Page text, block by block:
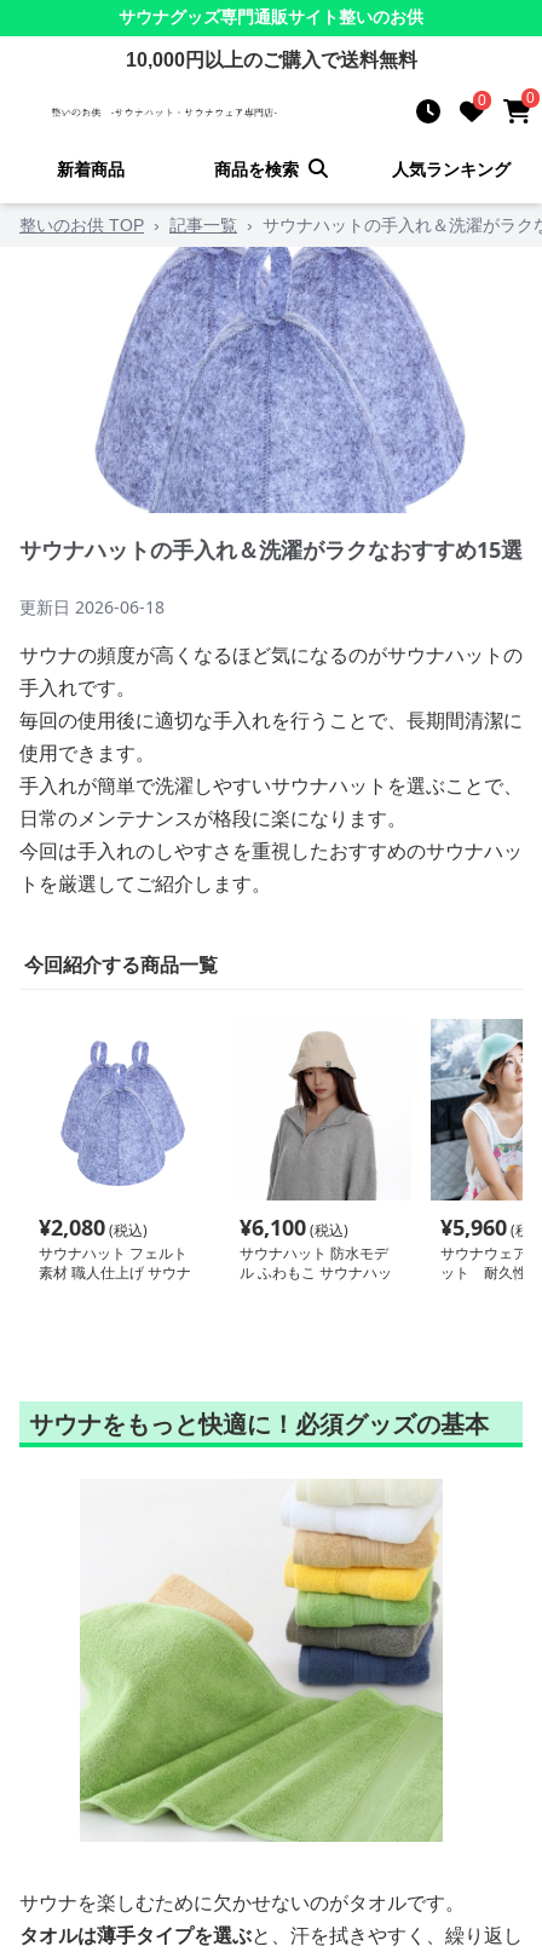
サウナグッズ専門通販サイト整いのお供
10,000円以上のご購入で送料無料
0 0
新着商品 商品を検索 人気ランキング
整いのお供 TOP › 記事一覧 › サウナハットの手入れ＆洗濯がラク
サウナハットの手入れ＆洗濯がラクなおすすめ15選
更新日 2026-06-18
サウナの頻度が高くなるほど気になるのがサウナハットの
手入れです。
毎回の使用後に適切な手入れを行うことで、長期間清潔に
使用できます。
手入れが簡単で洗濯しやすいサウナハットを選ぶことで、
日常のメンテナンスが格段に楽になります。
今回は手入れのしやすさを重視したおすすめのサウナハッ
トを厳選してご紹介します。
今回紹介する商品一覧
¥2,080(税込)
サウナハット フェルト
素材 職人仕上げ サウナ
¥6,100(税込)
サウナハット 防水モデ
ル ふわもこ サウナハッ
¥5,960(税
サウナウェア/
ット 耐久性
サウナをもっと快適に！必須グッズの基本
サウナを楽しむために欠かせないのがタオルです。
タオルは薄手タイプを選ぶと、汗を拭きやすく、繰り返し